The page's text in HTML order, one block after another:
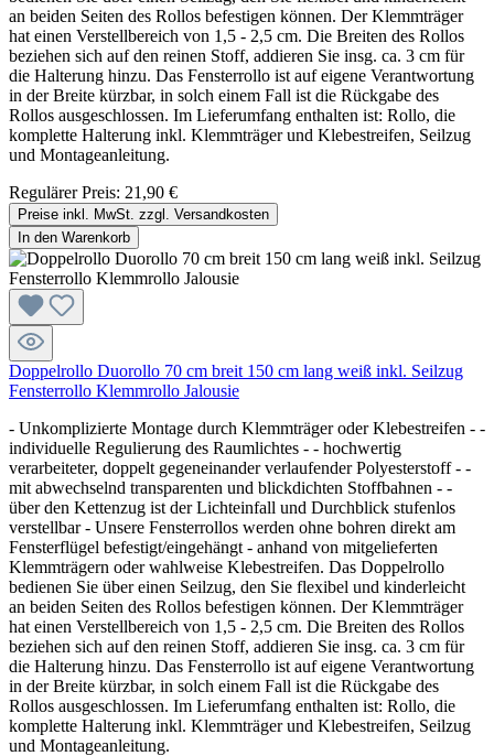
an beiden Seiten des Rollos befestigen können. Der Klemmträger
hat einen Verstellbereich von 1,5 - 2,5 cm. Die Breiten des Rollos
beziehen sich auf den reinen Stoff, addieren Sie insg. ca. 3 cm für
die Halterung hinzu. Das Fensterrollo ist auf eigene Verantwortung
in der Breite kürzbar, in solch einem Fall ist die Rückgabe des
Rollos ausgeschlossen. Im Lieferumfang enthalten ist: Rollo, die
komplette Halterung inkl. Klemmträger und Klebestreifen, Seilzug
und Montageanleitung.
Regulärer Preis: 21,90 €
Preise inkl. MwSt. zzgl. Versandkosten
In den Warenkorb
Doppelrollo Duorollo 70 cm breit 150 cm lang weiß inkl. Seilzug
Fensterrollo Klemmrollo Jalousie
- Unkomplizierte Montage durch Klemmträger oder Klebestreifen - -
individuelle Regulierung des Raumlichtes - - hochwertig
verarbeiteter, doppelt gegeneinander verlaufender Polyesterstoff - -
mit abwechselnd transparenten und blickdichten Stoffbahnen - -
über den Kettenzug ist der Lichteinfall und Durchblick stufenlos
verstellbar - Unsere Fensterrollos werden ohne bohren direkt am
Fensterflügel befestigt/eingehängt - anhand von mitgelieferten
Klemmträgern oder wahlweise Klebestreifen. Das Doppelrollo
bedienen Sie über einen Seilzug, den Sie flexibel und kinderleicht
an beiden Seiten des Rollos befestigen können. Der Klemmträger
hat einen Verstellbereich von 1,5 - 2,5 cm. Die Breiten des Rollos
beziehen sich auf den reinen Stoff, addieren Sie insg. ca. 3 cm für
die Halterung hinzu. Das Fensterrollo ist auf eigene Verantwortung
in der Breite kürzbar, in solch einem Fall ist die Rückgabe des
Rollos ausgeschlossen. Im Lieferumfang enthalten ist: Rollo, die
komplette Halterung inkl. Klemmträger und Klebestreifen, Seilzug
und Montageanleitung.